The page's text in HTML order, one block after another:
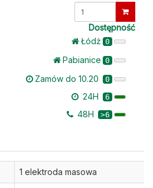
Dostępność
Łódż 0
Pabianice 0
Zamów do 10.20 0
24H 6
48H >6
1 elektroda masowa